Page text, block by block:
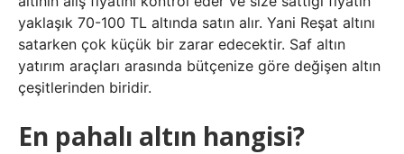
yaklaşık 70-100 TL altında satın alır. Yani Reşat altını
satarken çok küçük bir zarar edecektir. Saf altın
yatırım araçları arasında bütçenize göre değişen altın
çeşitlerinden biridir.
En pahalı altın hangisi?